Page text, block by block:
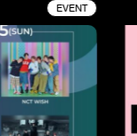
EVENT